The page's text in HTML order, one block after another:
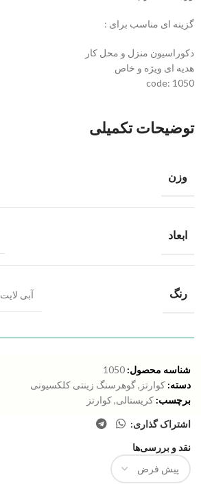
گزینه ای مناسب برای :
دکوراسیون منزل و محل کار
هدیه ای ویژه و خاص
code: 1050
توضیحات تکمیلی
وزن
ابعاد
رنگ آبی لایت
شناسه محصول: 1050
دسته: کوارتز ,گوهرسنگ زینتی کلکسیونی
برچسب: کریستالی,کوارتز
اشتراک گذاری:
نقد و بررسی‌ها